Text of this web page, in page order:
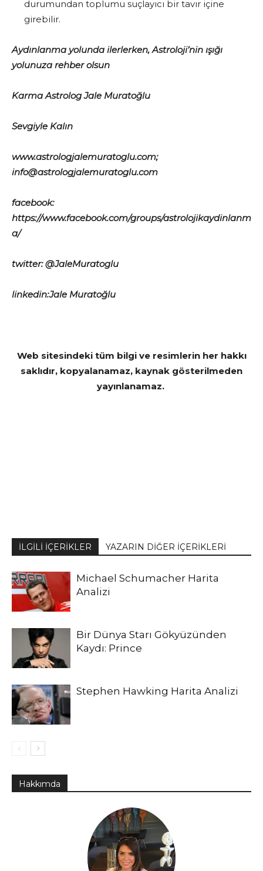
durumundan toplumu suçlayıcı bir tavır içine
girebilir.
Aydınlanma yolunda ilerlerken, Astroloji’nin ışığı
yolunuza rehber olsun
Karma Astrolog Jale Muratoğlu
Sevgiyle Kalın
www.astrologjalemuratoglu.com;
info@astrologjalemuratoglu.com
facebook:
https://www.facebook.com/groups/astrolojikaydinlanm
a/
twitter: @JaleMuratoglu
linkedin:Jale Muratoğlu
Web sitesindeki tüm bilgi ve resimlerin her hakkı
saklıdır, kopyalanamaz, kaynak gösterilmeden
yayınlanamaz.
İLGİLİ İÇERİKLER YAZARIN DİĞER İÇERİKLERİ
Michael Schumacher Harita
Analizi
Bir Dünya Starı Gökyüzünden
Kaydı: Prince
Stephen Hawking Harita Analizi
Hakkımda